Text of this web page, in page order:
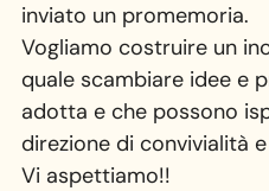
inviato un promemoria.
Vogliamo costruire un
quale scambiare idee e
adotta e che possono
direzione di convivialità
Vi aspettiamo!!